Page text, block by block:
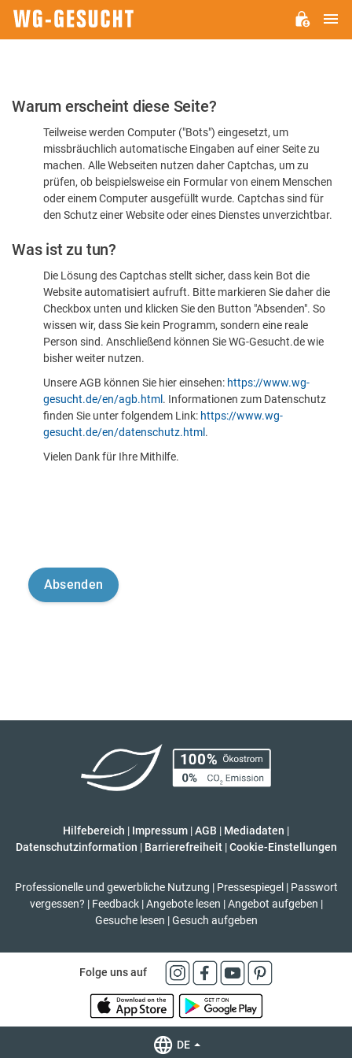
Bitte
dass
sind
Warum erscheint diese Seite?
Teilweise werden Computer ("Bots") eingesetzt, um
missbräuchlich automatische Eingaben auf einer Seite zu
machen. Alle Webseiten nutzen daher Captchas, um zu
prüfen, ob beispielsweise ein Formular von einem Menschen
oder einem Computer ausgefüllt wurde. Captchas sind für
den Schutz einer Website oder eines Dienstes unverzichtbar.
Was ist zu tun?
Die Lösung des Captchas stellt sicher, dass kein Bot die
Website automatisiert aufruft. Bitte markieren Sie daher die
Checkbox unten und klicken Sie den Button "Absenden". So
wissen wir, dass Sie kein Programm, sondern eine reale
Person sind. Anschließend können Sie WG-Gesucht.de wie
bisher weiter nutzen.
Unsere AGB können Sie hier einsehen: https://www.wg-
gesucht.de/en/agb.html . Informationen zum Datenschutz
finden Sie unter folgendem Link: https://www.wg-
gesucht.de/en/datenschutz.html .
Vielen Dank für Ihre Mithilfe.
Hilfebereich | Impressum |AGB | Mediadaten |
Datenschutzinformation | Barrierefreiheit | Cookie-Einstellungen
Professionelle und gewerbliche Nutzung | Pressespiegel | Passwort
vergessen? | Feedback | Angebote lesen | Angebot aufgeben |
Gesuche lesen | Gesuch aufgeben
Folge uns auf
DE